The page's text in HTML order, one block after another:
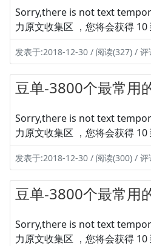
Sorry,there is not text
力原文收集区 ，您将会获得
发表于:2018-12-30 / 阅读(327) / 评
豆单-3800个最常用
Sorry,there is not text
力原文收集区 ，您将会获得
发表于:2018-12-30 / 阅读(300) / 评
豆单-3800个最常用
Sorry,there is not text
力原文收集区 ，您将会获得